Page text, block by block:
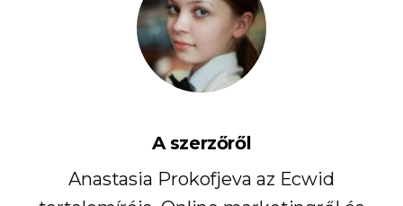
A szerzőről
Anastasia Prokofjeva az Ecwid